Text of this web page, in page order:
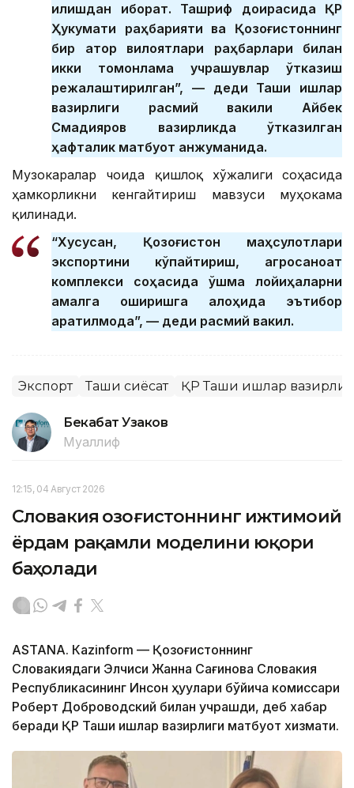
қилишдан иборат. Ташриф доирасида ҚР
Ҳукумати раҳбарияти ва Қозоғистоннинг
бир қатор вилоятлари раҳбарлари билан
икки томонлама учрашувлар ўтказиш
режалаштирилган”, — деди Ташқи ишлар
вазирлиги расмий вакили Айбек
Смадияров вазирликда ўтказилган
ҳафталик матбуот анжуманида.
Музокаралар чоғида қишлоқ хўжалиги соҳасида
ҳамкорликни кенгайтириш мавзуси муҳокама
қилинади.
“Хусусан, Қозоғистон маҳсулотлари
экспортини кўпайтириш, агросаноат
комплекси соҳасида қўшма лойиҳаларни
амалга оширишга алоҳида эътибор
қаратилмоқда”, — деди расмий вакил.
Экспорт Ташқи сиёсат ҚР Ташқи ишлар
Бекабат Узаков
Муаллиф
12:15, 04 Август 2026
Словакия Қозоғистоннинг ижтимоий
ёрдам рақамли моделини юқори
баҳолади
ASTANА. Кazinform — Қозоғистоннинг
Словакиядаги Элчиси Жанна Сағинова Словакия
Республикасининг Инсон ҳуқуқлари бўйича комиссари
Роберт Доброводский билан учрашди, деб хабар
беради ҚР Ташқи ишлар вазирлиги матбуот хизмати.